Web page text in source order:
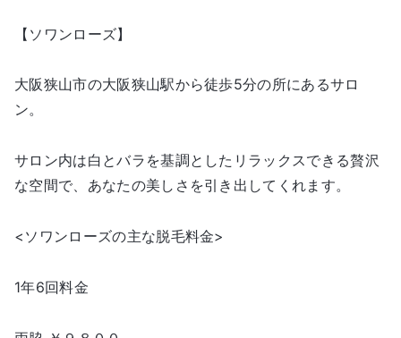
【ソワンローズ】
大阪狭山市の大阪狭山駅から徒歩5分の所にあるサロ
ン。
サロン内は白とバラを基調としたリラックスできる贅沢
な空間で、あなたの美しさを引き出してくれます。
<ソワンローズの主な脱毛料金>
1年6回料金